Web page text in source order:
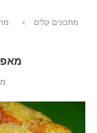
מתכונים קלים